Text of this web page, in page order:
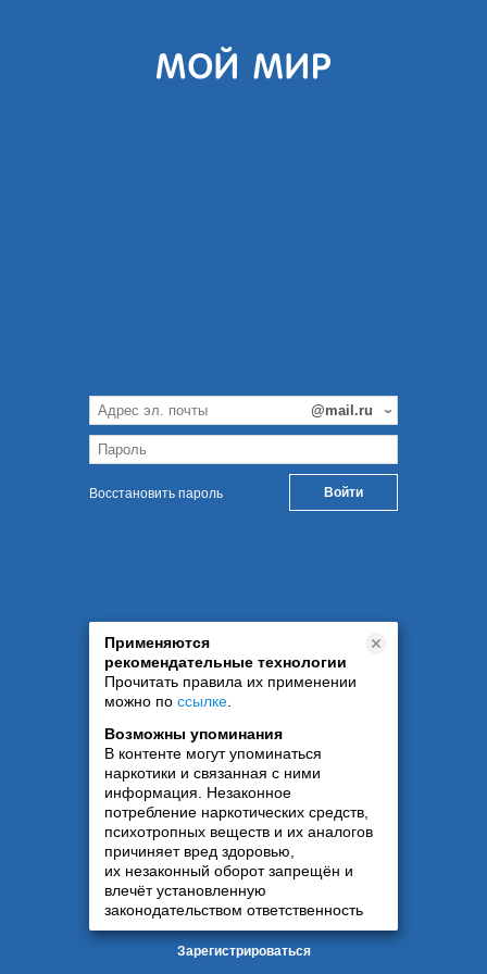
Восстановить пароль
Применяются
рекомендательные технологии
Прочитать правила их применении
можно по ссылке
Возможны упоминания
В контенте могут упоминаться
наркотики и связанная с ними
информация. Незаконное
потребление наркотических средств,
психотропных веществ и их аналогов
причиняет вред здоровью,
их незаконный оборот запрещён и
влечёт установленную
законодательством ответственность
Зарегистрироваться